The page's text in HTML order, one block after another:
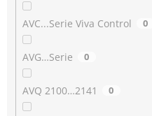
AVC...Serie Viva Control 0
AVG…Serie 0
AVQ 2100…2141 0